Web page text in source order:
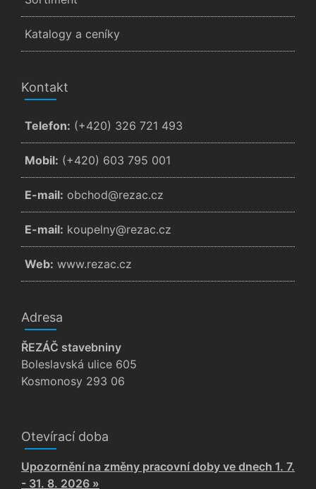
Katalogy a ceníky
Kontakt
Telefon: (+420) 326 721 493
Mobil: (+420) 603 795 001
E-mail: zc.cazer@dohcbo
E-mail: zc.cazer@ynlepuok
Web: www.rezac.cz
Adresa
ŘEZÁČ stavebniny
Boleslavská ulice 605
Kosmonosy 293 06
Otevírací doba
Upozornění na změny pracovní doby ve dnech 1. 7.
- 31. 8. 2026 »